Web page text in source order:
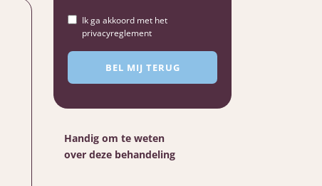
Ik ga akkoord met het
privacyreglement
Handig om te weten
over deze behandeling